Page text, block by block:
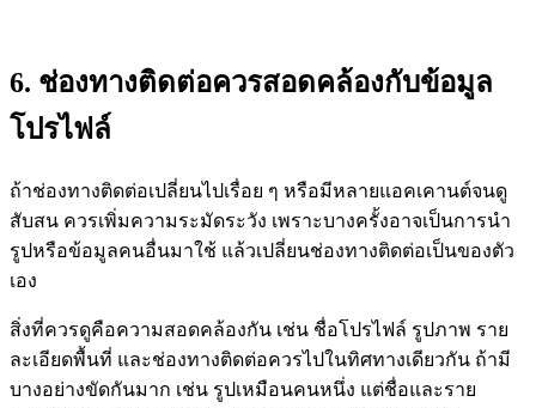
6. ช่องทางติดต่อควรสอดคล้องกับข้อมูล
โปรไฟล์
ถ้าช่องทางติดต่อเปลี่ยนไปเรื่อย ๆ หรือมีหลายแอคเคานต์จนดู
สับสน ควรเพิ่มความระมัดระวัง เพราะบางครั้งอาจเป็นการนำ
รูปหรือข้อมูลคนอื่นมาใช้ แล้วเปลี่ยนช่องทางติดต่อเป็นของตัว
เอง
สิ่งที่ควรดูคือความสอดคล้องกัน เช่น ชื่อโปรไฟล์ รูปภาพ ราย
ละเอียดพื้นที่ และช่องทางติดต่อควรไปในทิศทางเดียวกัน ถ้ามี
บางอย่างขัดกันมาก เช่น รูปเหมือนคนหนึ่ง แต่ชื่อและราย